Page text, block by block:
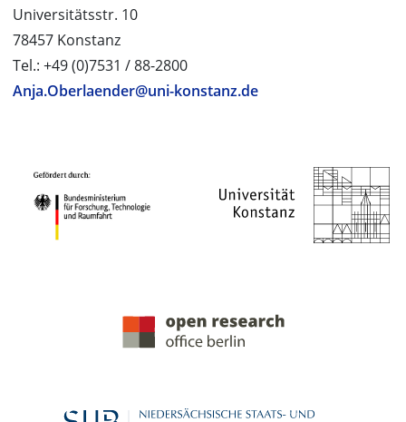
Universitätsstr. 10
78457 Konstanz
Tel.: +49 (0)7531 / 88-2800
Anja.Oberlaender@uni-konstanz.de